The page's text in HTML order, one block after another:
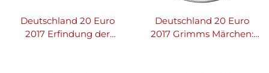
Deutschland 20 Euro
2017 Erfindung der
Deutschland 20 Euro
2017 Grimms Märchen: